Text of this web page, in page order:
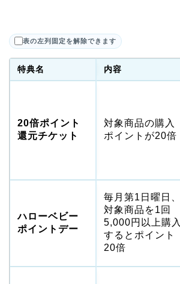
表の左列固定を解除できます
特典名 内容
20倍ポイント
還元チケット
対象商品の購入
ポイントが20倍
ハローベビー
ポイントデー
毎月第1日曜日、
対象商品を1回
5,000円以上購入
するとポイント
20倍